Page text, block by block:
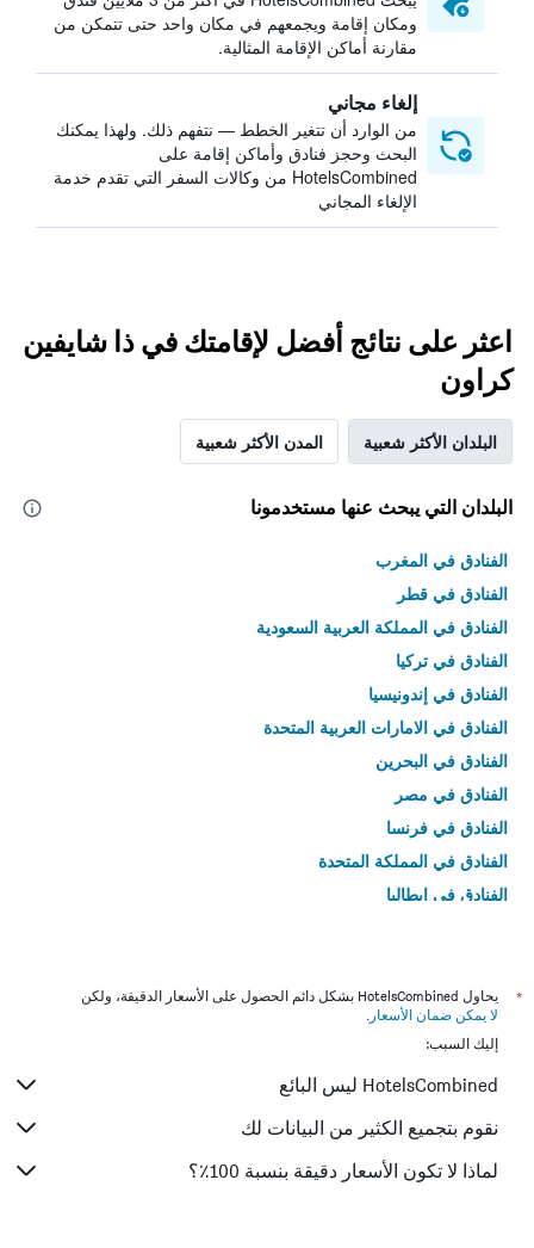
ومكان إقامة ويجمعهم في مكان واحد حتى تتمكن من
مقارنة أماكن الإقامة المثالية.
إلغاء مجاني
من الوارد أن تتغير الخطط — نتفهم ذلك. ولهذا يمكنك
البحث وحجز فنادق وأماكن إقامة على
HotelsCombined من وكالات السفر التي تقدم خدمة
الإلغاء المجاني
اعثر على نتائج أفضل لإقامتك في ذا شايفين
كراون
البلدان الأكثر شعبية المدن الأكثر شعبية
البلدان التي يبحث عنها مستخدمونا
الفنادق في المغرب
الفنادق في قطر
الفنادق في المملكة العربية السعودية
الفنادق في تركيا
الفنادق في إندونيسيا
الفنادق في الامارات العربية المتحدة
الفنادق في البحرين
الفنادق في مصر
الفنادق في فرنسا
الفنادق في المملكة المتحدة
الفنادق في إيطاليا
*
يحاول HotelsCombined بشكل دائم الحصول على الأسعار الدقيقة، ولكن
لا يمكن ضمان الأسعار .
إليك السبب:
HotelsCombined ليس البائع
نقوم بتجميع الكثير من البيانات لك
لماذا لا تكون الأسعار دقيقة بنسبة 100٪؟